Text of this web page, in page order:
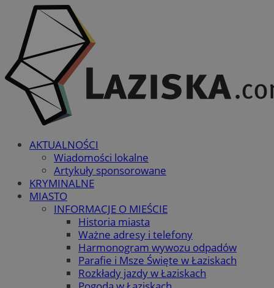
AKTUALNOŚCI
Wiadomości lokalne
Artykuły sponsorowane
KRYMINALNE
MIASTO
INFORMACJE O MIEŚCIE
Historia miasta
Ważne adresy i telefony
Harmonogram wywozu odpadów
Parafie i Msze Święte w Łaziskach
Rozkłady jazdy w Łaziskach